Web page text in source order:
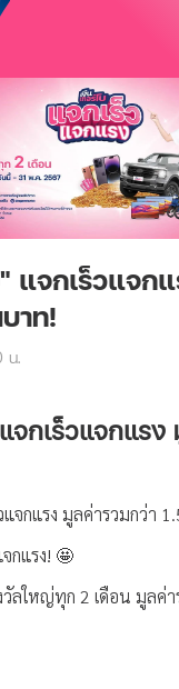
ร์ไซค์
ตอร์
ร์ไซค์
โรคร้ายแรง
นโด
กิจ
" แจกเร็วแจก
าท!
น.
แจกเร็วแจกแร
แจกแรง มูลค่ารวมกว่า
จกแรง! 🤩
ลใหญ่ทุก 2 เดือน มูลค่